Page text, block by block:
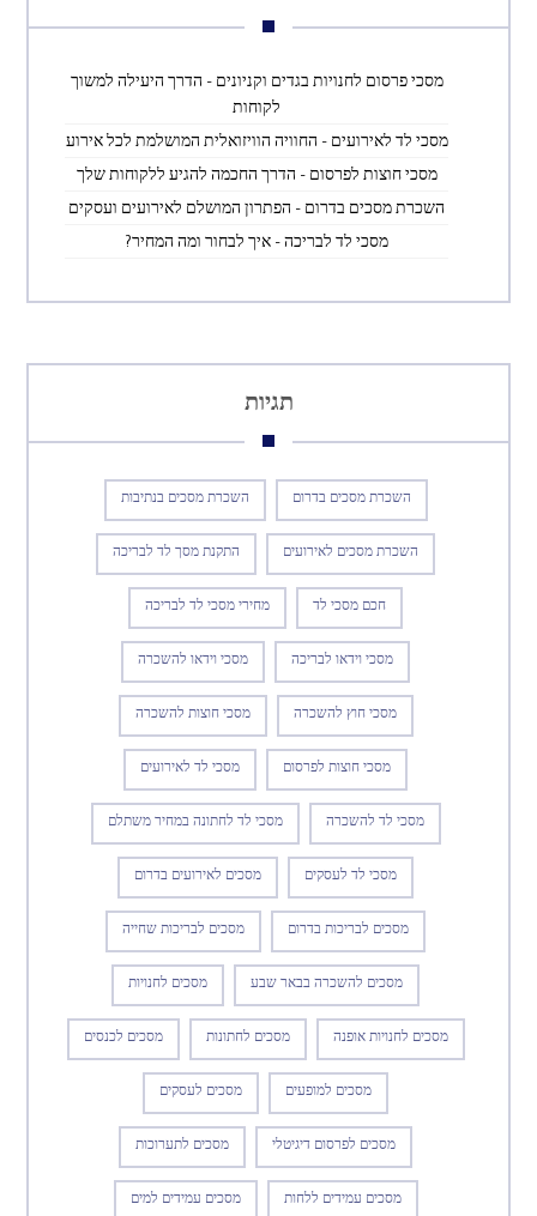
מסכי פרסום לחנויות בגדים וקניונים – הדרך היעילה למשוך
לקוחות
מסכי לד לאירועים – החוויה הוויזואלית המושלמת לכל אירוע
מסכי חוצות לפרסום – הדרך החכמה להגיע ללקוחות שלך
השכרת מסכים בדרום – הפתרון המושלם לאירועים ועסקים
מסכי לד לבריכה – איך לבחור ומה המחיר?
תגיות
השכרת מסכים בדרום השכרת מסכים בנתיבות
השכרת מסכים לאירועים התקנת מסך לד לבריכה
חכם מסכי לד מחירי מסכי לד לבריכה
מסכי וידאו לבריכה מסכי וידאו להשכרה
מסכי חוץ להשכרה מסכי חוצות להשכרה
מסכי חוצות לפרסום מסכי לד לאירועים
מסכי לד להשכרה מסכי לד לחתונה במחיר משתלם
מסכי לד לעסקים מסכים לאירועים בדרום
מסכים לבריכות בדרום מסכים לבריכות שחייה
מסכים להשכרה בבאר שבע מסכים לחנויות
מסכים לחנויות אופנה מסכים לחתונות מסכים לכנסים
מסכים למופעים מסכים לעסקים
מסכים לפרסום דיגיטלי מסכים לתערוכות
מסכים עמידים ללחות מסכים עמידים למים